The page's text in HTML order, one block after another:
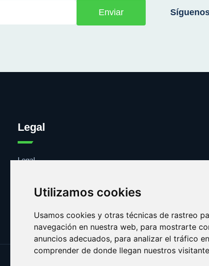
Utilizamos cookies
Usamos cookies y otras técnicas de rastreo
navegación en nuestra web, para mostrarte
anuncios adecuados, para analizar el tráfico
comprender de donde llegan nuestros
Enviar
Legal
Legal
Contacto